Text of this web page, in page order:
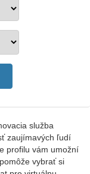
služba
zaujímavých ľudí
profilu vám umožní
vybrať si